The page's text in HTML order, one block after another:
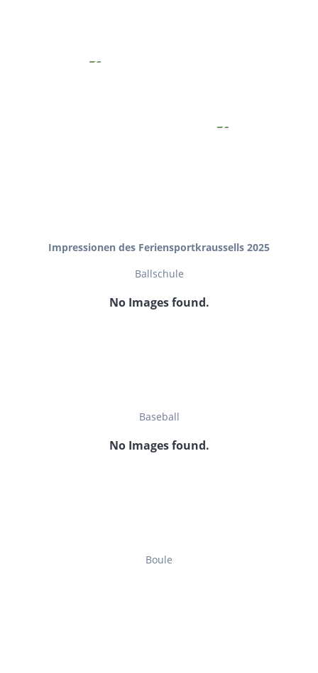
Impressionen des Feriensportkraussells 2025
Ballschule
No Images found.
Baseball
No Images found.
Boule